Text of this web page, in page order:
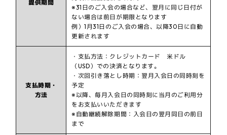
提供期間
※31日のご入会の場合など、翌月に同じ日付が
ない場合は前日が期限となります
例）1月31日のご入会の場合、以降30日に自動
更新されます
支払時期・
方法
・支払方法：クレジットカード 米ドル
（USD）での決済となります。
・次回引き落とし時期：翌月入会日の同時刻を
予定
※以降、毎月入会日の同時刻に当月のご利用分
をお支払いいただきます
※自動継続解除期間：入会日の翌月同日の前日
まで